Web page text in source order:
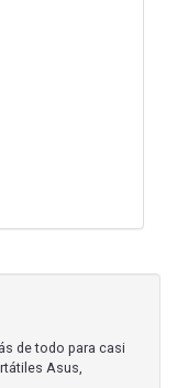
de todo para casi
Asus,